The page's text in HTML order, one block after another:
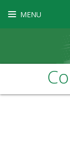
MENU